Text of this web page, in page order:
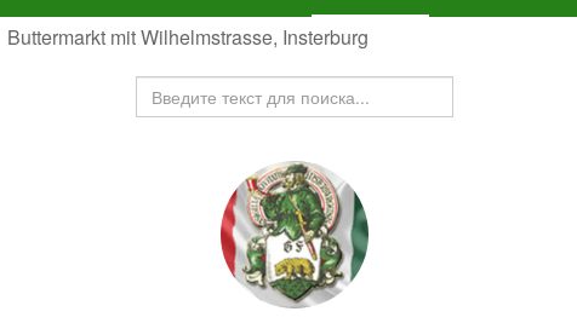
Buttermarkt mit Wilhelmstrasse, Insterburg
Искать...